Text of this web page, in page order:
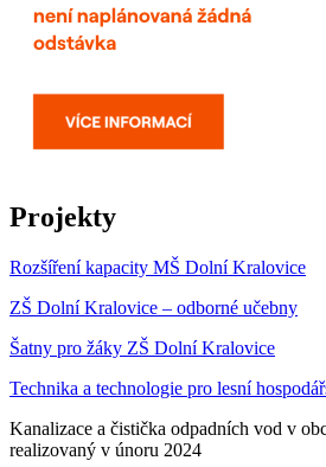
Projekty
Rozšíření kapacity MŠ Dolní Kralovice
ZŠ Dolní Kralovice – odborné učebny
Šatny pro žáky ZŠ Dolní Kralovice
Technika a technologie pro lesní
Kanalizace a čistička odpadních vod v
realizovaný v únoru 2024